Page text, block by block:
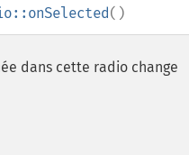
()
dans cette radio change